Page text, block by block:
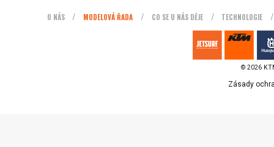
© 2026
Zásady
O NÁS MODELOVÁ ŘADA CO SE U NÁS DĚJE TECHNOLOGIE